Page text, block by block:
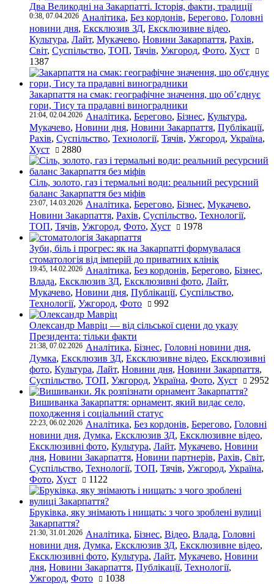
Два Великодні на Закарпатті. Історія, факти, традиції
0:38, 07.04.2026 Аналітика, Без кордонів, Берегово, Головні
новини дня, Ексклюзив ЗД, Ексклюзивне відео,
Культура, Лайт, Мукачево, Новини Закарпаття, Рахів,
Світ, Суспільство, ТОП, Тячів, Ужгород, Фото, Хуст
1387
Закарпаття на смак: географічне значення, що об’єднує
гори, Тису та прадавні виноградники
21:04, 02.04.2026 Аналітика, Берегово, Бізнес, Культура,
Мукачево, Новини дня, Новини Закарпаття, Публікації,
Рахів, Суспільство, Технології, Тячів, Ужгород, Україна,
Хуст
2880
Сіль, золото, газ і термальні води: реальний ресурсний
баланс Закарпаття без міфів
23:07, 14.03.2026 Аналітика, Берегово, Бізнес, Мукачево,
Новини Закарпаття, Рахів, Суспільство, Технології,
ТОП, Тячів, Ужгород, Фото, Хуст 1978
Зуби, біль і прогрес: як на Закарпатті формувалася
стоматологія від імперій до приватних клінік
19:45, 14.02.2026 Аналітика, Без кордонів, Берегово, Бізнес,
Влада, Ексклюзив ЗД, Ексклюзивні фото, Лайт,
Мукачево, Новини дня, Публікації, Суспільство,
Технології, Ужгород, Фото 992
Олександр Мавріц — від сільської сцени до указу
Президента: тільки факти
21:38, 07.02.2026 Аналітика, Бізнес, Головні новини дня,
Думка, Ексклюзив ЗД, Ексклюзивне відео, Ексклюзивні
фото, Культура, Лайт, Новини дня, Новини Закарпаття,
Суспільство, ТОП, Ужгород, Україна, Фото, Хуст 2952
Вишиванка Закарпаття: орнамент, який видає село,
походження і соціальний статус
22:23, 06.02.2026 Аналітика, Без кордонів, Берегово, Головні
новини дня, Думка, Ексклюзив ЗД, Ексклюзивне відео,
Ексклюзивні фото, Культура, Лайт, Мукачево, Новини
дня, Новини Закарпаття, Новини партнерів, Рахів, Світ,
Суспільство, Технології, ТОП, Тячів, Ужгород, Україна,
Фото, Хуст 1122
Бруківка, яку знімають і нищать: з чого зроблені вулиці
Закарпаття?
21:30, 31.01.2026 Аналітика, Бізнес, Відео, Влада, Головні
новини дня, Думка, Ексклюзив ЗД, Ексклюзивне відео,
Ексклюзивні фото, Культура, Лайт, Мукачево, Новини
дня, Новини Закарпаття, Публікації, Технології,
Ужгород, Фото 1038